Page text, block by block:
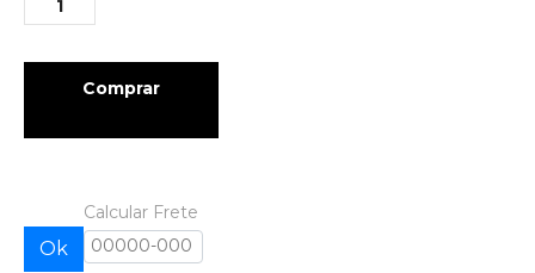
Comprar
Calcular Frete
Ok